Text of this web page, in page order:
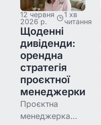
технологію, а
через те, що
вона робить із
роздрібним
доступом і
ліквідністю. Два
об'єкти на Балі,
щоденні
дивіденди,
12 червня
2026 р.
1 хв
читання
Щоденні
дивіденди:
орендна
стратегія
проєктної
менеджерки
Проєктна
менеджерка